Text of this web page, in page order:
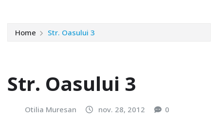
Home Str. Oasului 3
Str. Oasului 3
Otilia Muresan nov. 28, 2012 0